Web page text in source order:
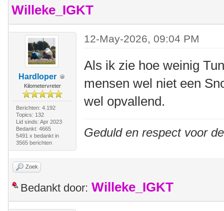
Willeke_IGKT
Hardloper
Kilometervreter
Berichten: 4.192
Topics: 132
Lid sinds: Apr 2023
Bedankt: 4665
5491 x bedankt in
3565 berichten
12-May-2026, 09:04 PM
Als ik zie hoe weinig
mensen wel niet een
wel opvallend.
Geduld en respect voor
Zoek
Bedankt door: Willeke_IGKT